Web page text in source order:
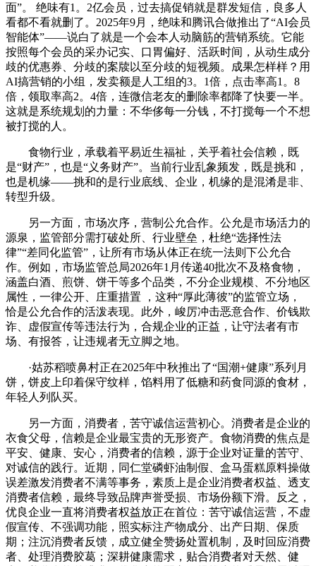
面”。 绝味有1。2亿会员，过去搞促销就是群发短信，良多人
看都不看就删了。2025年9月，绝味和腾讯合做推出了“AI会员
智能体”——说白了就是一个会本人动脑筋的营销系统。它能
按照每个会员的采办记实、口胃偏好、活跃时间，从动生成分
歧的优惠券、分歧的案牍以至分歧的短视频。成果怎样样？用
AI搞营销的小组，发卖额是人工组的3。1倍，点击率高1。8
倍，领取率高2。4倍，连微信老友的删除率都降了快要一半。
这就是系统规划的力量：不华侈每一分钱，不打搅每一个不想
被打搅的人。
食物行业，承载着平易近生福祉，关乎着社会信赖，既
是“财产”，也是“义务财产”。当前行业乱象频发，既是挑和，
也是机缘——挑和的是行业底线、企业，机缘的是混淆是非、
转型升级。
另一方面，市场次序，营制公允合作。公允是市场活力的
源泉，监管部分需打破处所、行业壁垒，杜绝“选择性法
律”“差同化监管”，让所有市场从体正在统一法则下公允合
作。例如，市场监管总局2026年1月传递40批次不及格食物，
涵盖白酒、煎饼、饼干等多个品类，不分企业规模、不分地区
属性，一律公开、庄重措置 ，这种“厚此薄彼”的监管立场，
恰是公允合作的活泼表现。此外，峻厉冲击恶意合作、价钱欺
诈、虚假宣传等违法行为，合规企业的正益，让守法者有市
场、有报答，让违规者无立脚之地。
·姑苏稻喷鼻村正在2025年中秋推出了“国潮+健康”系列月
饼，饼皮上印着保守纹样，馅料用了低糖和药食同源的食材，
年轻人列队买。
另一方面，消费者，苦守诚信运营初心。消费者是企业的
衣食父母，信赖是企业最宝贵的无形资产。食物消费的焦点是
平安、健康、安心，消费者的信赖，源于企业对证量的苦守、
对诚信的践行。近期，同仁堂磷虾油制假、盒马蛋糕原料操做
误差激发消费者不满等事务，素质上是企业消费者权益、透支
消费者信赖，最终导致品牌声誉受损、市场份额下滑。反之，
优良企业一直将消费者权益放正在首位：苦守诚信运营，不虚
假宣传、不强调功能，照实标注产物成分、出产日期、保质
期；注沉消费者反馈，成立健全赞扬处置机制，及时回应消费
者、处理消费胶葛；深耕健康需求，贴合消费者对天然、健